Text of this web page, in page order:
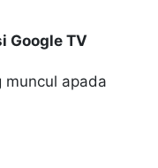
Google TV
muncul apada